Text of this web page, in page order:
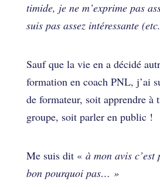
timide, je ne m’exprime pas
suis pas assez intéressante (etc.
Sauf que la vie en a décidé
formation en coach PNL, j’ai
de formateur, soit apprendre à
groupe, soit parler en public !
Me suis dit « à mon avis
bon pourquoi pas… »